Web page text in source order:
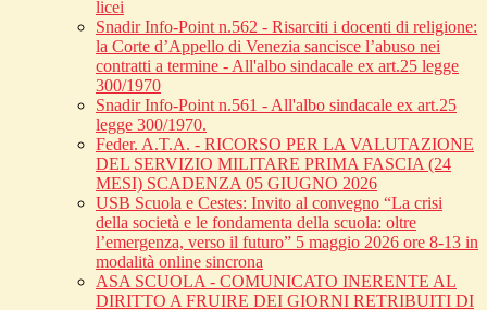
licei
Snadir Info-Point n.562 - Risarciti i docenti di religione:
la Corte d’Appello di Venezia sancisce l’abuso nei
contratti a termine - All'albo sindacale ex art.25 legge
300/1970
Snadir Info-Point n.561 - All'albo sindacale ex art.25
legge 300/1970.
Feder. A.T.A. - RICORSO PER LA VALUTAZIONE
DEL SERVIZIO MILITARE PRIMA FASCIA (24
MESI) SCADENZA 05 GIUGNO 2026
USB Scuola e Cestes: Invito al convegno “La crisi
della società e le fondamenta della scuola: oltre
l’emergenza, verso il futuro” 5 maggio 2026 ore 8-13 in
modalità online sincrona
ASA SCUOLA - COMUNICATO INERENTE AL
DIRITTO A FRUIRE DEI GIORNI RETRIBUITI DI